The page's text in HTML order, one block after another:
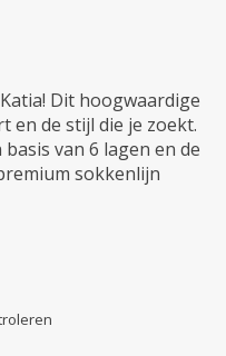
Dit hoogwaardige
en de stijl die je zoekt.
van 6 lagen en de
sokkenlijn
is